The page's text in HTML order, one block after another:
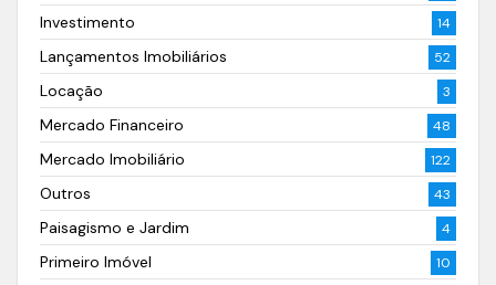
Investimento 14
Lançamentos Imobiliários 52
Locação 3
Mercado Financeiro 48
Mercado Imobiliário 122
Outros 43
Paisagismo e Jardim 4
Primeiro Imóvel 10